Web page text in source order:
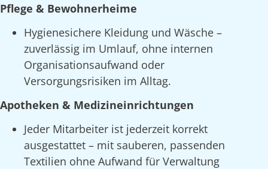
Pflege & Bewohnerheime
Hygienesichere Kleidung und Wäsche –
zuverlässig im Umlauf, ohne internen
Organisationsaufwand oder
Versorgungsrisiken im Alltag.
Apotheken & Medizineinrichtungen
Jeder Mitarbeiter ist jederzeit korrekt
ausgestattet – mit sauberen, passenden
Textilien ohne Aufwand für Verwaltung